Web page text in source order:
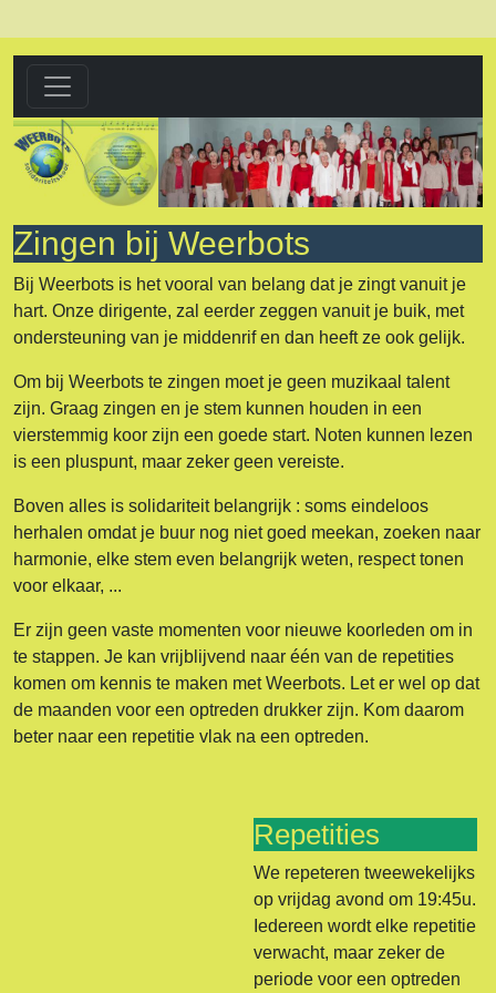
Zingen bij Weerbots
Bij Weerbots is het vooral van belang dat je zingt vanuit je
hart. Onze dirigente, zal eerder zeggen vanuit je buik, met
ondersteuning van je middenrif en dan heeft ze ook gelijk.
Om bij Weerbots te zingen moet je geen muzikaal talent
zijn. Graag zingen en je stem kunnen houden in een
vierstemmig koor zijn een goede start. Noten kunnen lezen
is een pluspunt, maar zeker geen vereiste.
Boven alles is solidariteit belangrijk : soms eindeloos
herhalen omdat je buur nog niet goed meekan, zoeken naar
harmonie, elke stem even belangrijk weten, respect tonen
voor elkaar, ...
Er zijn geen vaste momenten voor nieuwe koorleden om in
te stappen. Je kan vrijblijvend naar één van de repetities
komen om kennis te maken met Weerbots. Let er wel op dat
de maanden voor een optreden drukker zijn. Kom daarom
beter naar een repetitie vlak na een optreden.
Repetities
We repeteren tweewekelijks
op vrijdag avond om 19:45u.
Iedereen wordt elke repetitie
verwacht, maar zeker de
periode voor een optreden